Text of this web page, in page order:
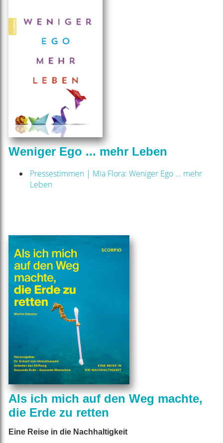
Weniger Ego ... mehr Leben
Pressestimmen | Mia Flora: Weniger Ego ... mehr
Leben
Als ich mich auf den Weg machte,
die Erde zu retten
Eine Reise in die Nachhaltigkeit